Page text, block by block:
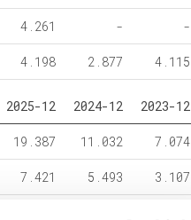
4.261 - -
4.198 2.877 4.115
2025-12 2024-12 2023-12
19.387 11.032 7.074
7.421 5.493 3.107